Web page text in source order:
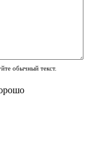
обычный текст.